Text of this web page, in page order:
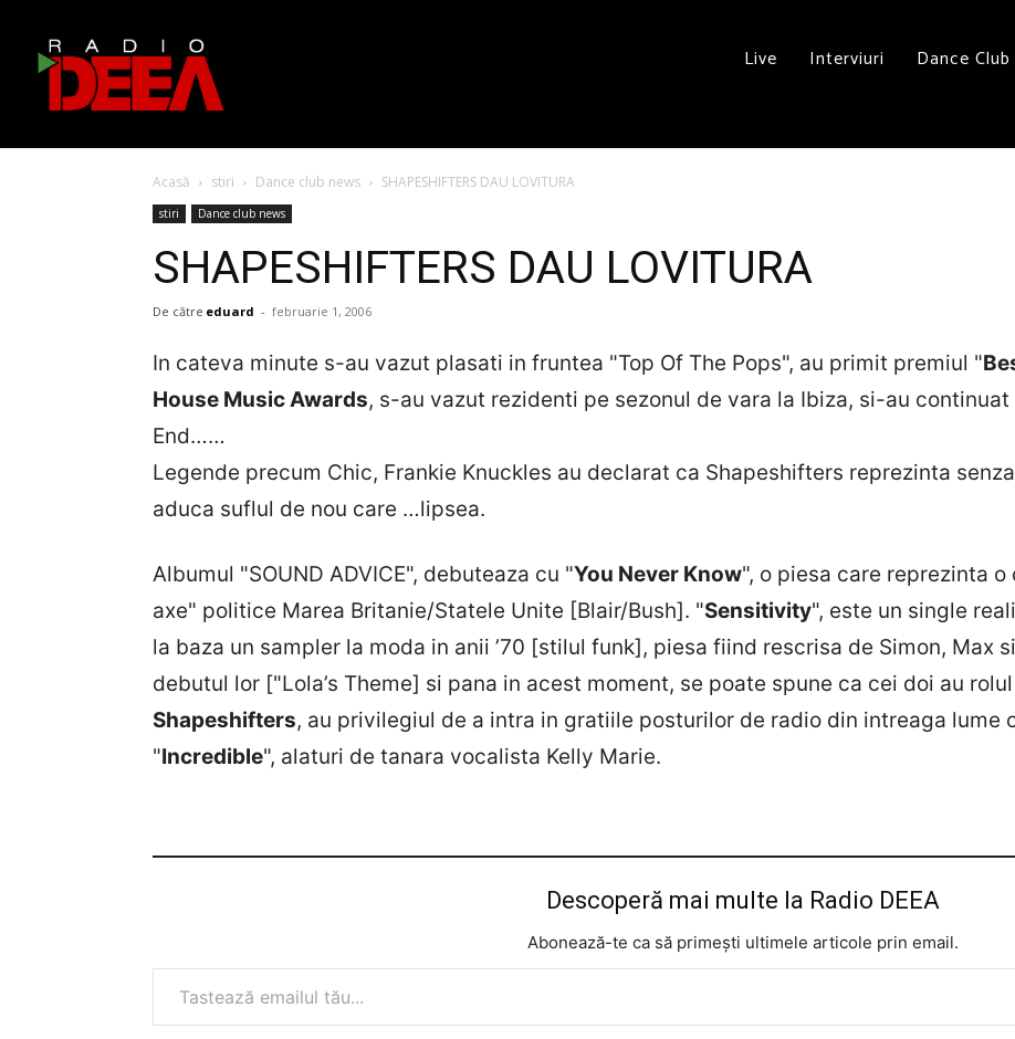
Live Interviuri Dance
Acasă stiri Dance club news SHAPESHIFTERS DAU LOVITURA
stiri Dance club news
SHAPESHIFTERS DAU LOVITURA
De către eduard - februarie 1, 2006
In cateva minute s-au vazut plasati in fruntea "Top Of The Pops", au primit premiul "
House Music Awards, s-au vazut rezidenti pe sezonul de vara la Ibiza, si-au
End……
Legende precum Chic, Frankie Knuckles au declarat ca Shapeshifters reprezinta
aduca suflul de nou care …lipsea.
Albumul "SOUND ADVICE", debuteaza cu "You Never Know", o piesa care reprezinta
axe" politice Marea Britanie/Statele Unite [Blair/Bush]. "Sensitivity", este un single
la baza un sampler la moda in anii ’70 [stilul funk], piesa fiind rescrisa de Simon, Max
debutul lor ["Lola’s Theme] si pana in acest moment, se poate spune ca cei doi au
Shapeshifters, au privilegiul de a intra in gratiile posturilor de radio din intreaga lume
"Incredible", alaturi de tanara vocalista Kelly Marie.
Descoperă mai multe la Radio DEEA
Abonează-te ca să primești ultimele articole prin email.
Tastează emailul tău...